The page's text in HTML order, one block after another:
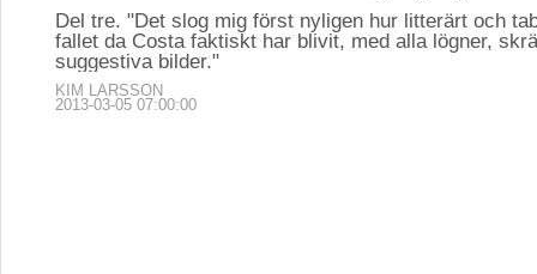
Del tre. "Det slog mig först nyligen hur litterärt och
fallet da Costa faktiskt har blivit, med alla lögner,
suggestiva bilder."
KIM LARSSON
2013-03-05 07:00:00